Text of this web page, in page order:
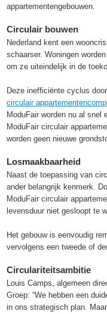
appartementengebouwen.
Circulair bouwen
Nederland kent een
schaarser. Woningen
om ze uiteindelijk in de
Deze inefficiënte cyclus
circulair
ModuFair worden nu al snel
ModuFair circulair
worden geen nieuwe
Losmaakbaarheid
Naast de toepassing van
ander belangrijk kenmerk.
ModuFair circulair
levensduur niet gesloopt te
Het gebouw is eenvoudig
vervolgens een tweede of
Circulariteitsambitie
Louis Camps, algemeen
Groep: “We hebben een
in ons strategisch plan.